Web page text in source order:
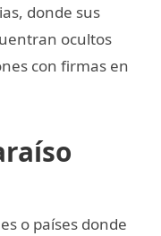
donde sus
ocultos
con firmas en
o países donde